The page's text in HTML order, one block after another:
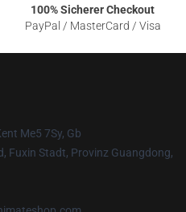
100% Sicherer Checkout
PayPal / MasterCard / Visa
Me5 7Sy, Gb
Fuxin Stadt, Provinz Guangdong,